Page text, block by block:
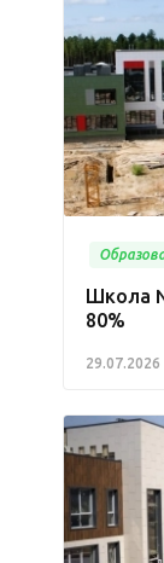
Школа
80%
29.07.2026